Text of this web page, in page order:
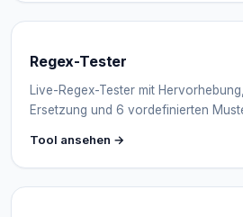
Regex-Tester
Live-Regex-Tester mit
Ersetzung und 6 vordefinierten
Tool ansehen →